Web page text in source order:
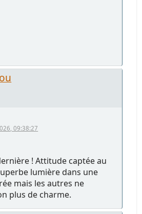
09:38:27
! Attitude captée au
lumière dans une
mais les autres ne
plus de charme.